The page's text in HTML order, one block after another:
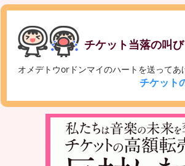
チケット当落の叫び
オメデトウorドンマイのハートを送ってあ
チケット